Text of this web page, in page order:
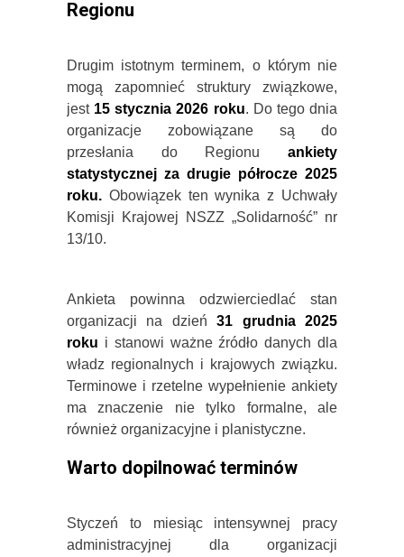
Regionu
Drugim istotnym terminem, o którym nie
mogą zapomnieć struktury związkowe,
jest15 stycznia 2026 roku. Do tego dnia
organizacje zobowiązane są do
przesłania do Regionu ankiety
statystycznej za drugie półrocze 2025
roku. Obowiązek ten wynika z Uchwały
Komisji Krajowej NSZZ „Solidarność” nr
13/10.
Ankieta powinna odzwierciedlać stan
organizacji na dzień31 grudnia 2025
roku i stanowi ważne źródło danych dla
władz regionalnych i krajowych związku.
Terminowe i rzetelne wypełnienie ankiety
ma znaczenie nie tylko formalne, ale
również organizacyjne i planistyczne.
Warto dopilnować terminów
Styczeń to miesiąc intensywnej pracy
administracyjnej dla organizacji